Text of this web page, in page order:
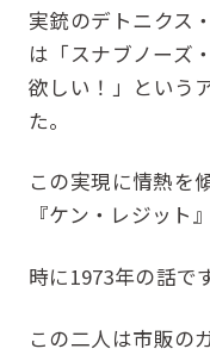
実銃のデトニクス
は「スナブノーズ
欲しい！」という
た。
この実現に情熱を
『ケン・レジット
時に1973年の話です
この二人は市販の